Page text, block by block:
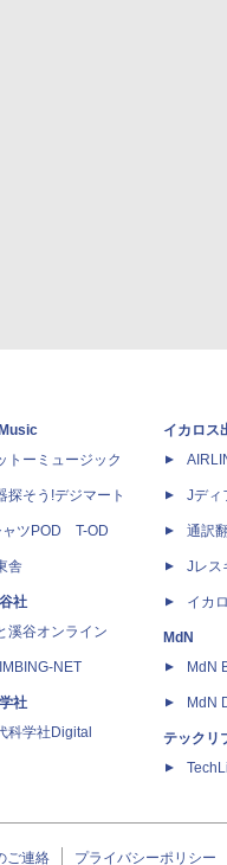
トーミュージック
探そう!デジマート
ャツPOD T-OD
舎
社
溪谷オンライン
NET
社
科学社Digital
イカロス
Jディ
通訳
Jレス
イカ
MdN
MdN
MdN
テックリ
ご連絡 プライバシーポリシー